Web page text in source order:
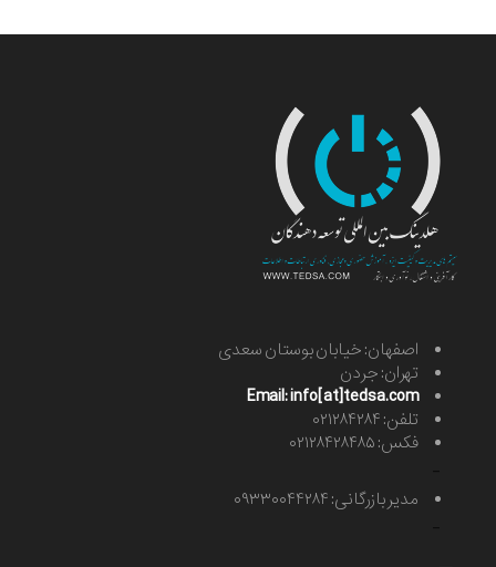
اصفهان: خیابان بوستان سعدی
تهران: جردن
Email: info[at]tedsa.com
تلفن: ۰۲۱۲۸۴۲۸۴
فکس: ۰۲۱۲۸۴۲۸۴۸۵
مدیر بازرگانی: ۰۹۳۳۰۰۴۴۲۸۴